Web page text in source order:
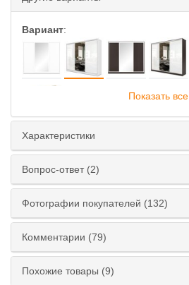
Вариант:
Ширина:
200 см 210 см
240 см 250 см 260 см
Высота
220 см 240 см
Показать все
Характеристики
Вопрос-ответ (2)
Фотографии покупателей (132)
Комментарии (79)
Похожие товары (9)